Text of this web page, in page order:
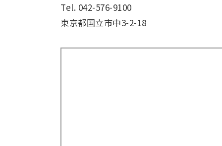
Tel. 042-576-9100
東京都国立市中3-2-18